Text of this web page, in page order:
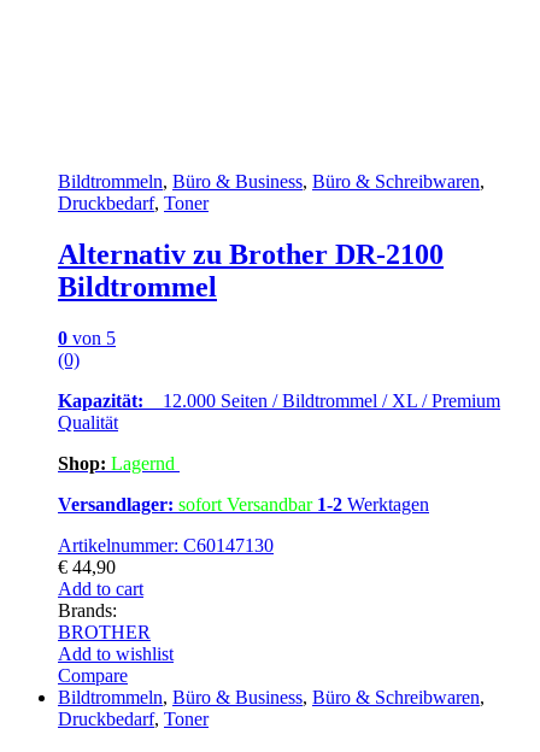
Bildtrommeln, Büro & Business, Büro & Schreibwaren,
Druckbedarf, Toner
Alternativ zu Brother DR-2100
Bildtrommel
0 von 5
(0)
Kapazität: 12.000 Seiten / Bildtrommel / XL / Premium
Qualität
Shop: Lagernd
Versandlager: sofort Versandbar 1-2 Werktagen
Artikelnummer: C60147130
€ 44,90
Add to cart
Brands:
BROTHER
Add to wishlist
Compare
Bildtrommeln, Büro & Business, Büro & Schreibwaren,
Druckbedarf, Toner